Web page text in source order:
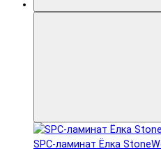
SPC-ламинат Ëлка